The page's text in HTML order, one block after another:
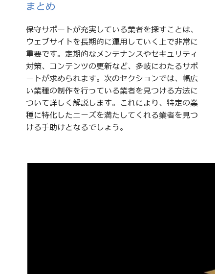
まとめ
保守サポートが充実している業者を探すことは、
ウェブサイトを長期的に運用していく上で非常に
重要です。定期的なメンテナンスやセキュリティ
対策、コンテンツの更新など、多岐にわたるサポ
ートが求められます。次のセクションでは、幅広
い業種の制作を行っている業者を見つける方法に
ついて詳しく解説します。これにより、特定の業
種に特化したニーズを満たしてくれる業者を見つ
ける手助けとなるでしょう。